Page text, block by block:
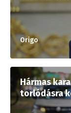
Origo
Hármas
torlódásra